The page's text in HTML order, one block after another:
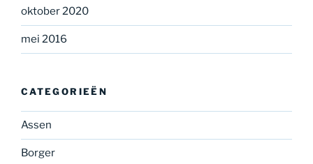
oktober 2020
mei 2016
CATEGORIEËN
Assen
Borger